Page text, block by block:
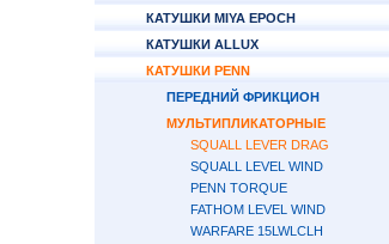
КАТУШКИ MIYA EPOCH
КАТУШКИ ALLUX
КАТУШКИ PENN
ПЕРЕДНИЙ ФРИКЦИОН
МУЛЬТИПЛИКАТОРНЫЕ
SQUALL LEVER DRAG
SQUALL LEVEL WIND
PENN TORQUE
FATHOM LEVEL WIND
WARFARE 15LWLCLH